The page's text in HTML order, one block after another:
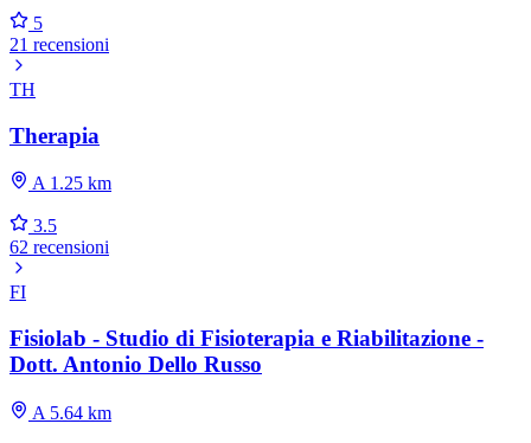
5
21 recensioni
TH
Therapia
A 1.25 km
3.5
62 recensioni
FI
Fisiolab - Studio di Fisioterapia e Riabilitazione -
Dott. Antonio Dello Russo
A 5.64 km